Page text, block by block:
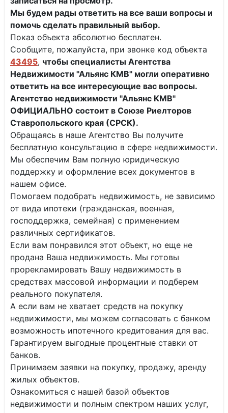
Мы будем рады ответить на все ваши вопросы и
помочь сделать правильный выбор.
Показ объекта абсолютно бесплатен.
Сообщите, пожалуйста, при звонке код объекта
43495, чтобы специалисты Агентства
Недвижимости "Альянс КМВ" могли оперативно
ответить на все интересующие вас вопросы.
Агентство недвижимости "Альянс КМВ"
ОФИЦИАЛЬНО состоит в Союзе Риелторов
Ставропольского края (СРСК).
Обращаясь в наше Агентство Вы получите
бесплатную консультацию в сфере недвижимости.
Мы обеспечим Вам полную юридическую
поддержку и оформление всех документов в
нашем офисе.
Помогаем подобрать недвижимость, не зависимо
от вида ипотеки (гражданская, военная,
господдержка, семейная) с применением
различных сертификатов.
Если вам понравился этот объект, но еще не
продана Ваша недвижимость. Мы готовы
прорекламировать Вашу недвижимость в
средствах массовой информации и подберем
реального покупателя.
А если вам не хватает средств на покупку
недвижимости, мы можем согласовать с банком
возможность ипотечного кредитования для вас.
Гарантируем выгодные процентные ставки от
банков.
Принимаем заявки на покупку, продажу, аренду
жилых объектов.
Ознакомиться с нашей базой объектов
недвижимости и полным спектром наших услуг,